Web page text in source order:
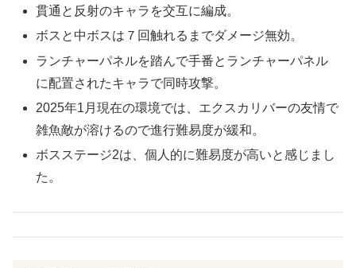
貫通と反射のキャラを交互に編成。
ボスと中ボスは７回触れるまでダメージ無効。
ランチャーパネルを踏んで手番とランチャーパネル
に配置されたキャラで同時攻撃。
2025年1月現在の環境では、エクスカリバーの友情で
雑魚敵が溶けるので進行難易度が緩和。
ボスステージ2は、個人的に難易度が高いと感じまし
た。